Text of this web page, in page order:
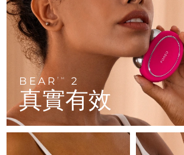
BEARTM 2
真實有效
LUNA™ 4 go
For travel or gym bag
LUNA™護膚
Premium cleansers &
LUNA™ 設備
BEAR™ 設備
All premium facelift
UFO™ 3 go
Portable red light therapy
面膜
Rejuvenation & hydration
issa™ 4 baby
For ages 0-3
issa™ Teeth
Dual LED + sonic device &
FAQ™ 102
Advanced clinical anti-
FAQ™ 103
Luxurious clinical anti-
FAQ™ P1 Primer
FAQ™ 202
LED mask
FAQ™ 211
Anti-aging neck &
FAQ™ 221
生髮
FAQ™ 301
LED hair strengthening
FAQ™ Scalp Serum
Scalp recovery probiotic
肌膚年輕化
FAQ™ 501
Full-Spectrum Red Light
FAQ™ 502
Full-Spectrum Red Light
保健品
NEW
專業治療
克羅埃西亞
賽普勒斯
捷克 預
丹麥 預
愛沙尼亞 預